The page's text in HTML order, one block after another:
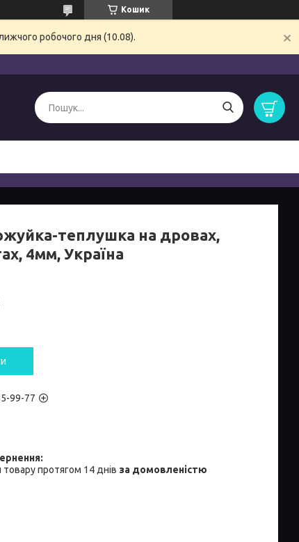
Кошик
робочого дня (10.08).
теплушка на дровах,
4мм, Україна
99-77
протягом 14 днів за домовленістю